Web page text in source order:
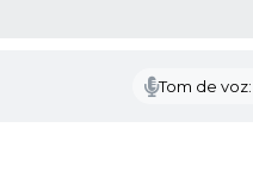
Tom de voz: